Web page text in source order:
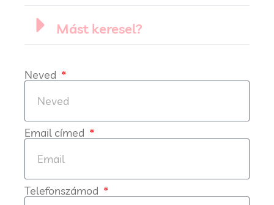
Mást keresel?
Neved
Email címed
Telefonszámod